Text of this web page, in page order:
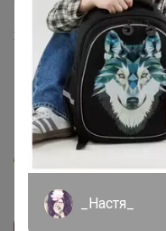
Красноярье.
хорошо
_Настя_